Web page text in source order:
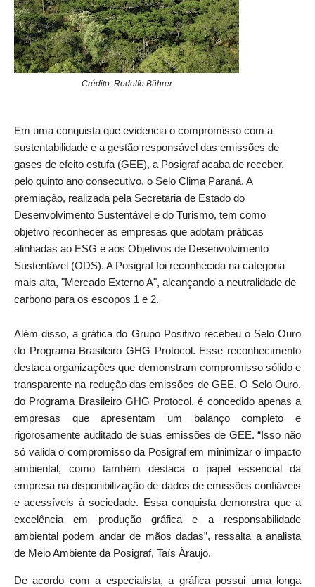
Crédito: Rodolfo Bührer
Em uma conquista que evidencia o compromisso com a
sustentabilidade e a gestão responsável das emissões de
gases de efeito estufa (GEE), a Posigraf acaba de receber,
pelo quinto ano consecutivo, o Selo Clima Paraná. A
premiação, realizada pela Secretaria de Estado do
Desenvolvimento Sustentável e do Turismo, tem como
objetivo reconhecer as empresas que adotam práticas
alinhadas ao ESG e aos Objetivos de Desenvolvimento
Sustentável (ODS). A Posigraf foi reconhecida na categoria
mais alta, "Mercado Externo A", alcançando a neutralidade de
carbono para os escopos 1 e 2.
Além disso, a gráfica do Grupo Positivo recebeu o Selo Ouro
do Programa Brasileiro GHG Protocol. Esse reconhecimento
destaca organizações que demonstram compromisso sólido e
transparente na redução das emissões de GEE. O Selo Ouro,
do Programa Brasileiro GHG Protocol, é concedido apenas a
empresas que apresentam um balanço completo e
rigorosamente auditado de suas emissões de GEE. “Isso não
só valida o compromisso da Posigraf em minimizar o impacto
ambiental, como também destaca o papel essencial da
empresa na disponibilização de dados de emissões confiáveis
e acessíveis à sociedade. Essa conquista demonstra que a
excelência em produção gráfica e a responsabilidade
ambiental podem andar de mãos dadas”, ressalta a analista
de Meio Ambiente da Posigraf, Taís Àraujo.
De acordo com a especialista, a gráfica possui uma longa